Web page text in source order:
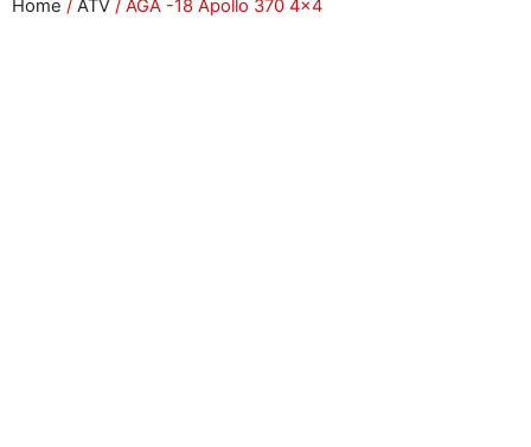
Home / ATV / AGA -18 Apollo 370 4×4